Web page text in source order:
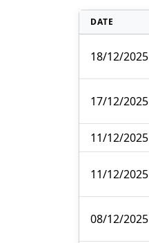
DATE
18/12/2025
17/12/2025
11/12/2025
11/12/2025
08/12/2025